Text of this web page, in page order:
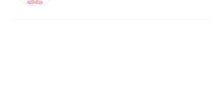
AGB & Impressum